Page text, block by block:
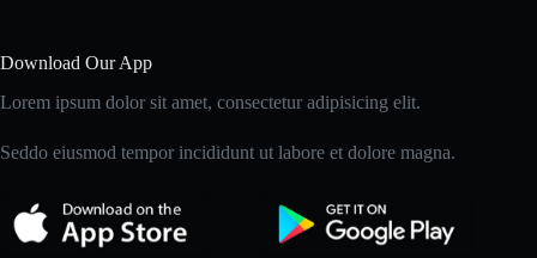
Download Our App
Lorem ipsum dolor sit amet, consectetur adipisicing elit.
Seddo eiusmod tempor incididunt ut labore et dolore magna.